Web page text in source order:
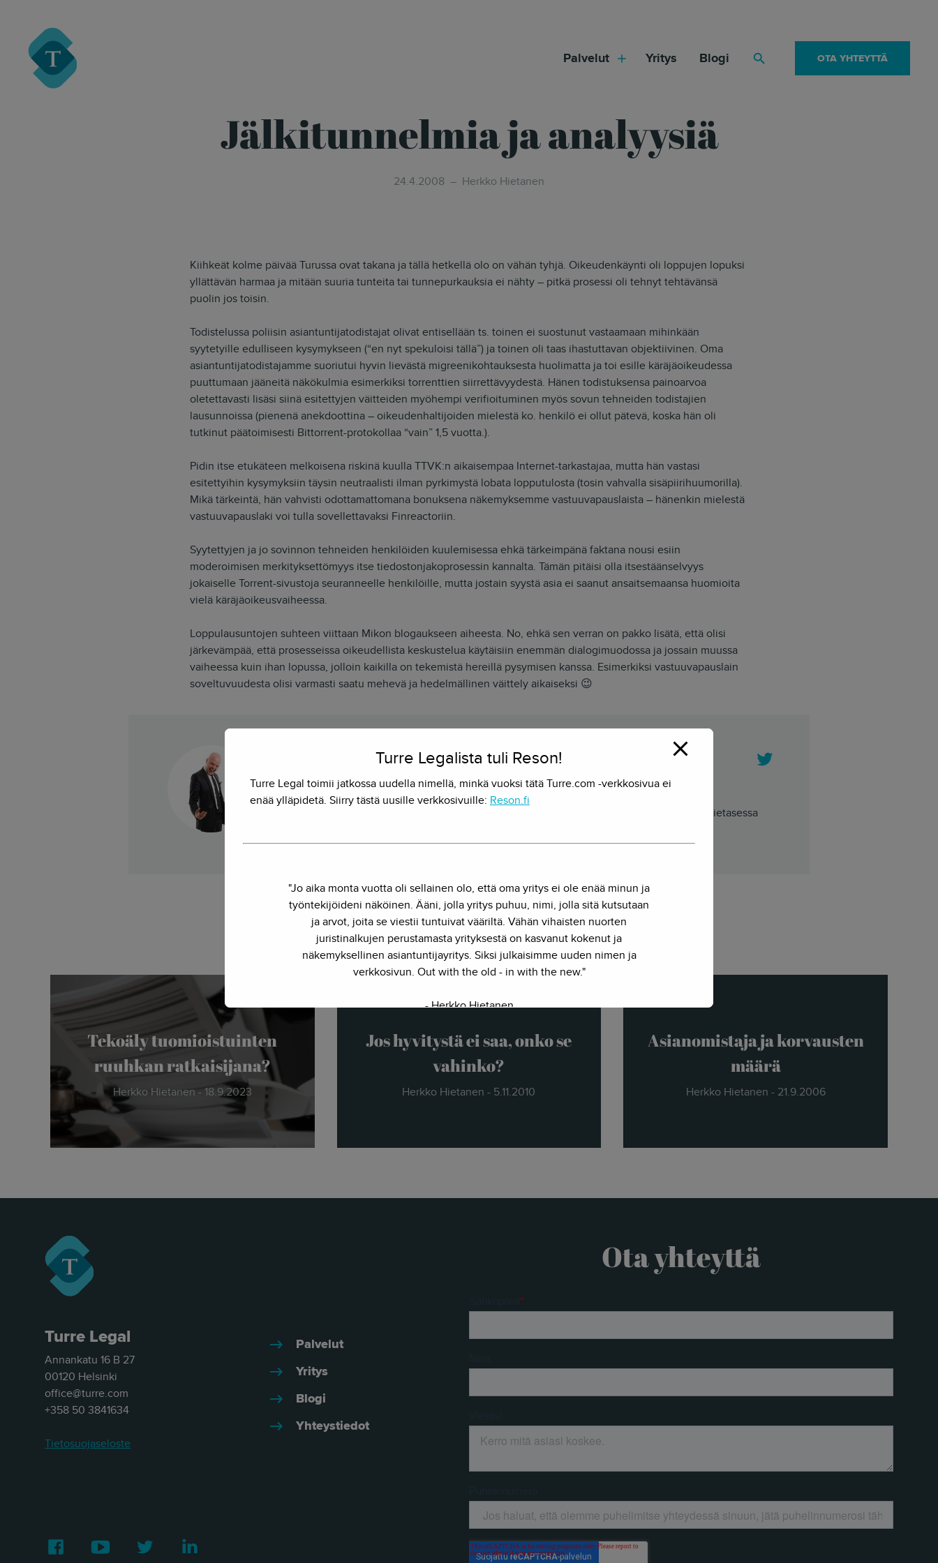
Turre Legal
Palvelut Yritys Blogi OTA YHTEYTTÄ
Jälkitunnelmia ja analyysiä
24.4.2008 Herkko Hietanen
Kiihkeät kolme päivää Turussa ovat takana ja tällä hetkellä olo on vähän tyhjä. Oikeudenkäynti oli loppujen lopuksi
yllättävän harmaa ja mitään suuria tunteita tai tunnepurkauksia ei nähty – pitkä prosessi oli tehnyt tehtävänsä
puolin jos toisin.
Todistelussa poliisin asiantuntijatodistajat olivat entisellään ts. toinen ei suostunut vastaamaan mihinkään
syytetyille edulliseen kysymykseen (“en nyt spekuloisi tällä”) ja toinen oli taas ihastuttavan objektiivinen. Oma
asiantuntijatodistajamme suoriutui hyvin lievästä migreenikohtauksesta huolimatta ja toi esille käräjäoikeudessa
puuttumaan jääneitä näkökulmia esimerkiksi torrenttien siirrettävyydestä. Hänen todistuksensa painoarvoa
oletettavasti lisäsi siinä esitettyjen väitteiden myöhempi verifioituminen myös sovun tehneiden todistajien
lausunnoissa (pienenä anekdoottina – oikeudenhaltijoiden mielestä ko. henkilö ei ollut pätevä, koska hän oli
tutkinut päätoimisesti Bittorrent-protokollaa “vain” 1,5 vuotta.).
Pidin itse etukäteen melkoisena riskinä kuulla TTVK:n aikaisempaa Internet-tarkastajaa, mutta hän vastasi
esitettyihin kysymyksiin täysin neutraalisti ilman pyrkimystä lobata lopputulosta (tosin vahvalla sisäpiirihuumorilla).
Mikä tärkeintä, hän vahvisti odottamattomana bonuksena näkemyksemme vastuuvapauslaista – hänenkin mielestä
vastuuvapauslaki voi tulla sovellettavaksi Finreactoriin.
Syytettyjen ja jo sovinnon tehneiden henkilöiden kuulemisessa ehkä tärkeimpänä faktana nousi esiin
moderoimisen merkityksettömyys itse tiedostonjakoprosessin kannalta. Tämän pitäisi olla itsestäänselvyys
jokaiselle Torrent-sivustoja seuranneelle henkilöille, mutta jostain syystä asia ei saanut ansaitsemaansa huomioita
vielä käräjäoikeusvaiheessa.
Loppulausuntojen suhteen viittaan Mikon blogaukseen aiheesta. No, ehkä sen verran on pakko lisätä, että olisi
järkevämpää, että prosesseissa oikeudellista keskustelua käytäisiin enemmän dialogimuodossa ja jossain muussa
vaiheessa kuin ihan lopussa, jolloin kaikilla on tekemistä hereillä pysymisen kanssa. Esimerkiksi vastuuvapauslain
soveltuvuudesta olisi varmasti saatu mehevä ja hedelmällinen väittely aikaiseksi 😉
Herkko Hietanen
Osakas, startup-oikeus
Voiko juristi olla myös palvelumuotoilija, ohjelmistokehittäjä ja kauppatieteilijä. Herkko Hietasessa
Lue myös
Tekoäly tuomioistuinten
ruuhkan ratkaisijana?
Herkko Hietanen - 18.9.2023
Jos hyvitystä ei saa, onko se
vahinko?
Herkko Hietanen - 5.11.2010
Asianomistaja ja korvausten
määrä
Herkko Hietanen - 21.9.2006
Turre Legal
Annankatu 16 B 27
00120 Helsinki
office@turre.com
+358 50 3841634
Tietosuojaseloste
Palvelut
Yritys
Blogi
Yhteystiedot
Facebook Youtube Twitter
Ota yhteyttä
Turre Legalista tuli Reson!
Turre Legal toimii jatkossa uudella nimellä, minkä vuoksi tätä Turre.com -verkkosivua ei
enää ylläpidetä. Siirry tästä uusille verkkosivuille: Reson.fi
"Jo aika monta vuotta oli sellainen olo, että oma yritys ei ole enää minun ja
työntekijöideni näköinen. Ääni, jolla yritys puhuu, nimi, jolla sitä kutsutaan
ja arvot, joita se viestii tuntuivat vääriltä. Vähän vihaisten nuorten
juristinalkujen perustamasta yrityksestä on kasvanut kokenut ja
näkemyksellinen asiantuntijayritys. Siksi julkaisimme uuden nimen ja
verkkosivun. Out with the old - in with the new."
- Herkko Hietanen